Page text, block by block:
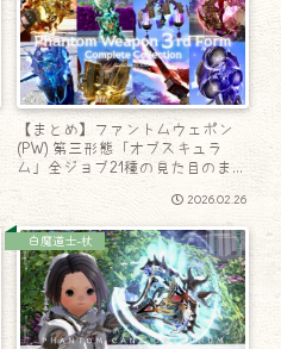
【まとめ】ファントムウェポン
(PW) 第三形態「オブスキュラ
ム」全ジョブ21種の見た目のまと
2026.02.26
白魔道士-杖